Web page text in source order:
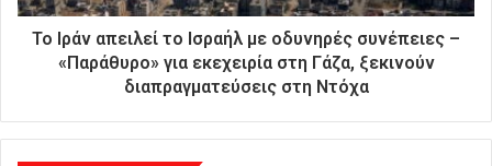
ύ
η
Το Ιράν απειλεί το Ισραήλ με οδυνηρές συνέπειες –
«Παράθυρο» για εκεχειρία στη Γάζα, ξεκινούν
διαπραγματεύσεις στη Ντόχα